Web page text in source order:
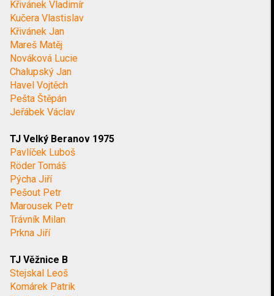
Křivánek Vladimír
Kučera Vlastislav
Křivánek Jan
Mareš Matěj
Nováková Lucie
Chalupský Jan
Havel Vojtěch
Pešta Štěpán
Jeřábek Václav
TJ Velký Beranov 1975
Pavlíček Luboš
Röder Tomáš
Pýcha Jiří
Pešout Petr
Marousek Petr
Trávník Milan
Prkna Jiří
TJ Věžnice B
Stejskal Leoš
Komárek Patrik